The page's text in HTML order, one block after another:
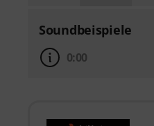
Soundbeispiele
0:00